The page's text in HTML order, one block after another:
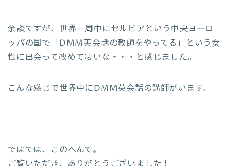
余談ですが、世界一周中にセルビアという中央ヨーロ
ッパの国で「DMM英会話の教師をやってる」という女
性に出会って改めて凄いな・・・と感じました。
こんな感じで世界中にDMM英会話の講師がいます。
ではでは、このへんで。
ご覧いただき、ありがとうございました！